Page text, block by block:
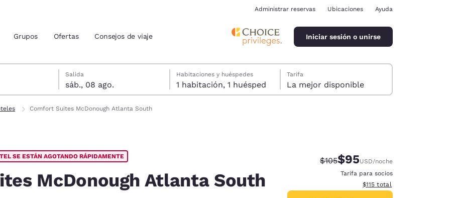
Estados Unidos
Administrar reservas Ubicaciones Ayuda
Grupos Ofertas Consejos de viaje Iniciar sesión o unirse
Salida
sáb., 08 ago.
seleccionada: sábado, 8 de agosto
seleccionada: viernes, 7 de agosto
Habitaciones y huéspedes
1 habitación, 1 huésped
Tarifa
La mejor disponible
Comfort Suites McDonough Atlanta South
SE ESTÁN AGOTANDO RÁPIDAMENTE
McDonough Atlanta South
Tarifa tachada:
$105Tarifa reducida:
$95USD/noche
Tarifa para socios
Ver detalles totales
$115 total